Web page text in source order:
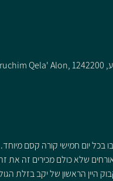
בכל יום חמישי קורה קסם מיוחד.
היין הראשון של יקב בזלת